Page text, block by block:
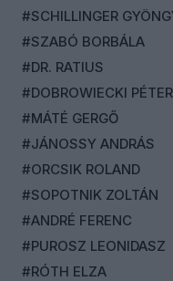
#SCHILLINGER
#SZABÓ BORBÁLA
#DR. RATIUS
#DOBROWIECKI PÉTER
#MÁTÉ GERGŐ
#JÁNOSSY ANDRÁS
#ORCSIK ROLAND
#SOPOTNIK ZOLTÁN
#ANDRÉ FERENC
#PUROSZ LEONIDASZ
#RÓTH ELZA